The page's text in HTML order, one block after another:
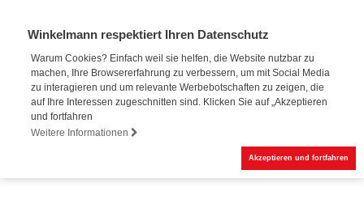
Winkelmann respektiert Ihren Datenschutz
Warum Cookies? Einfach weil sie helfen, die Website nutzbar zu
machen, Ihre Browsererfahrung zu verbessern, um mit Social Media
zu interagieren und um relevante Werbebotschaften zu zeigen, die
auf Ihre Interessen zugeschnitten sind. Klicken Sie auf „Akzeptieren
und fortfahren
Weitere Informationen
Akzeptieren und fortfahren
Online-Buchung